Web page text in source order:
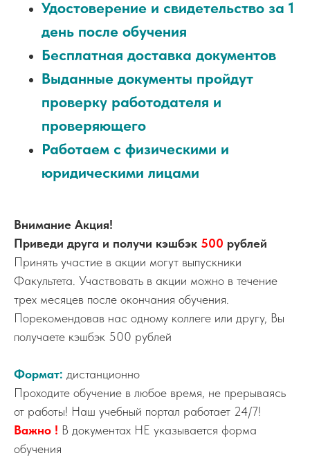
Удостоверение и свидетельство за 1
день после обучения
Бесплатная доставка документов
Выданные документы пройдут
проверку работодателя и
проверяющего
Работаем с физическими и
юридическими лицами
Внимание Акция!
Приведи друга и получи кэшбэк 500 рублей
Принять участие в акции могут выпускники
Факультета. Участвовать в акции можно в течение
трех месяцев после окончания обучения.
Порекомендовав нас одному коллеге или другу, Вы
получаете кэшбэк 500 рублей
Формат: дистанционно
Проходите обучение в любое время, не прерываясь
от работы! Наш учебный портал работает 24/7!
Важно ! В документах НЕ указывается форма
обучения